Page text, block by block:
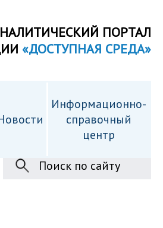
ПОРТАЛ
«ДОСТУПНАЯ СРЕДА»
Информационно-
справочный
центр
Поиск по сайту